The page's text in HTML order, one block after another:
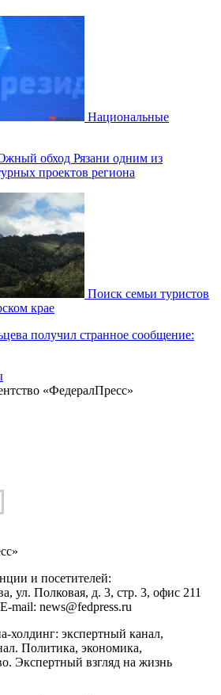
Национальные
обход Рязани одним из
проектов региона
Поиск семьи туристов
крае
получил странное сообщение:
«ФедералПресс»
»
и посетителей:
, ул. Полковая, д. 3, стр. 3, офис 211
mail: news@fedpress.ru
холдинг: экспертный канал,
Политика, экономика,
Экспертный взгляд на жизнь